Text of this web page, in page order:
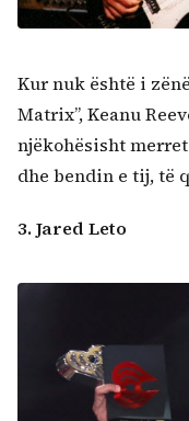
Kur nuk është i
Matrix”, Keanu
njëkohësisht
dhe bendin e tij, të
3. Jared Leto